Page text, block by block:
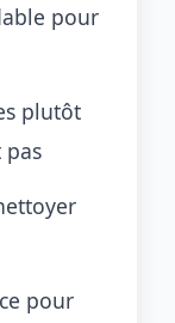
pour
plutôt
pas
pour